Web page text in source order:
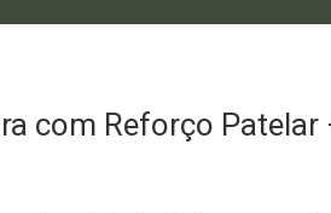
com Reforço Patelar